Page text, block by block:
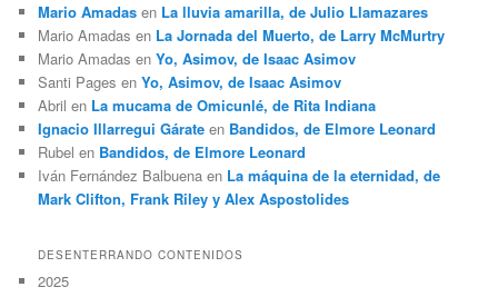
Mario Amadas en La lluvia amarilla, de Julio Llamazares
Mario Amadas en La Jornada del Muerto, de Larry McMurtry
Mario Amadas enYo, Asimov, de Isaac Asimov
Santi Pages enYo, Asimov, de Isaac Asimov
Abril en La mucama de Omicunlé, de Rita Indiana
Ignacio Illarregui Gárate en Bandidos, de Elmore Leonard
Rubel en Bandidos, de Elmore Leonard
Iván Fernández Balbuena en La máquina de la eternidad, de
Mark Clifton, Frank Riley y Alex Aspostolides
DESENTERRANDO CONTENIDOS
2025